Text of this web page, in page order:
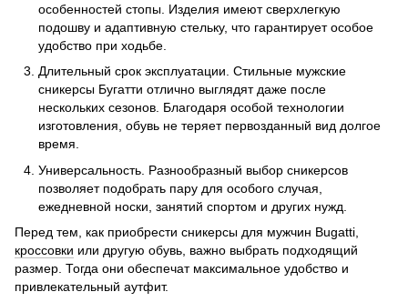
особенностей стопы. Изделия имеют сверхлегкую
подошву и адаптивную стельку, что гарантирует особое
удобство при ходьбе.
Длительный срок эксплуатации. Стильные мужские
сникерсы Бугатти отлично выглядят даже после
нескольких сезонов. Благодаря особой технологии
изготовления, обувь не теряет первозданный вид долгое
время.
Универсальность. Разнообразный выбор сникерсов
позволяет подобрать пару для особого случая,
ежедневной носки, занятий спортом и других нужд.
Перед тем, как приобрести сникерсы для мужчин Bugatti,
кроссовки или другую обувь, важно выбрать подходящий
размер. Тогда они обеспечат максимальное удобство и
привлекательный аутфит.